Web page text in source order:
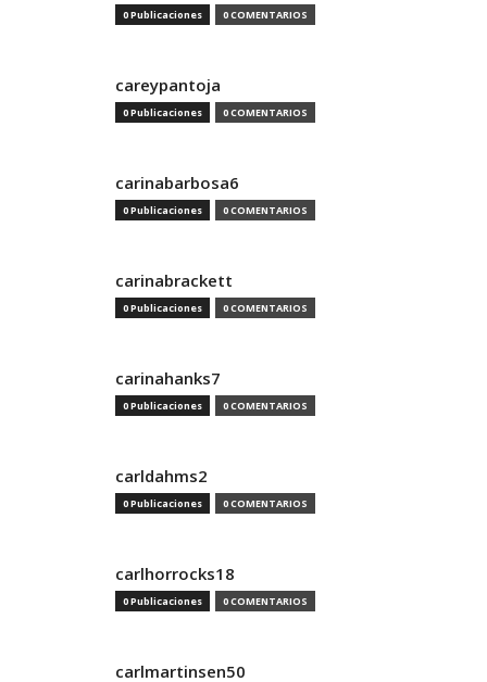
0 Publicaciones 0 COMENTARIOS
careypantoja
0 Publicaciones 0 COMENTARIOS
carinabarbosa6
0 Publicaciones 0 COMENTARIOS
carinabrackett
0 Publicaciones 0 COMENTARIOS
carinahanks7
0 Publicaciones 0 COMENTARIOS
carldahms2
0 Publicaciones 0 COMENTARIOS
carlhorrocks18
0 Publicaciones 0 COMENTARIOS
carlmartinsen50